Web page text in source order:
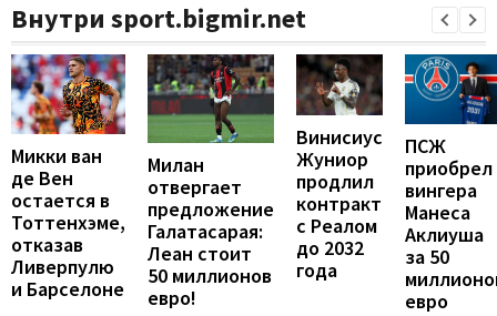
Внутри sport.bigmir.net
Микки ван
де Вен
остается в
Тоттенхэме,
отказав
Ливерпулю
и Барселоне
Милан
отвергает
предложение
Галатасарая:
Леан стоит
50 миллионов
евро!
Винисиус
Жуниор
продлил
контракт
с Реалом
до 2032
года
ПСЖ
приобрел
вингера
Манеса
Аклиуша
за 50
евро